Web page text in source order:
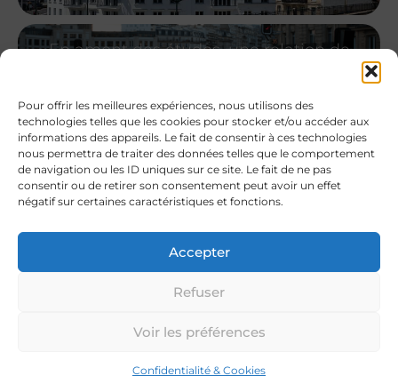
Pour offrir les meilleures expériences, nous utilisons des
technologies telles que les cookies pour stocker et/ou accéder aux
informations des appareils. Le fait de consentir à ces technologies
nous permettra de traiter des données telles que le comportement
de navigation ou les ID uniques sur ce site. Le fait de ne pas
consentir ou de retirer son consentement peut avoir un effet
négatif sur certaines caractéristiques et fonctions.
Accepter
Refuser
Voir les préférences
Confidentialité & Cookies
En amont des études, une relation de
Chantier Géant et Acoustique Haute
Qualité
La vibration des infrastructures : Un
santé
… 3 4 5 6 7 …